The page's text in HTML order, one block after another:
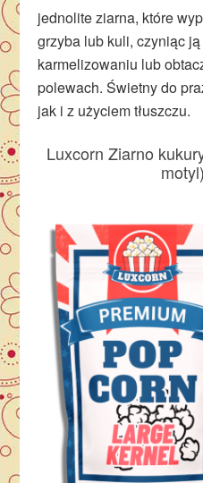
jednolite ziarna, które
grzyba lub kuli, czyniąc
karmelizowaniu lub
polewach. Świetny do
jak i z użyciem tłuszczu.
Luxcorn Ziarno